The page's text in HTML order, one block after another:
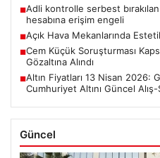
■Adli kontrolle serbest bırakılan
hesabına erişim engeli
■Açık Hava Mekanlarında
■Cem Küçük Soruşturması
Gözaltına Alındı
■Altın Fiyatları 13 Nisan 2026:
Cumhuriyet Altını Güncel Alış-
Güncel